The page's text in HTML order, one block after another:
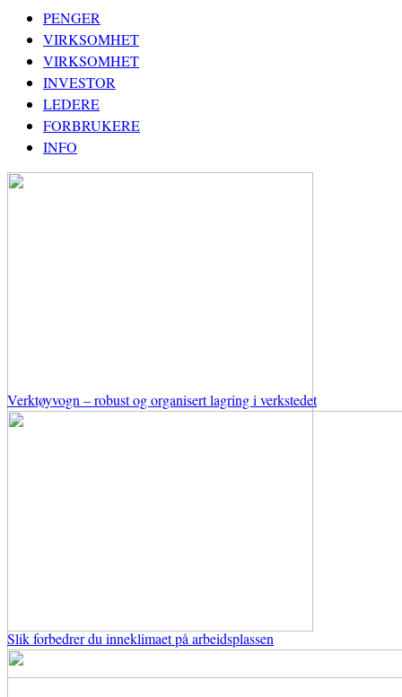
PENGER
VIRKSOMHET
VIRKSOMHET
INVESTOR
LEDERE
FORBRUKERE
INFO
Verktøyvogn – robust og organisert lagring i verkstedet
Slik forbedrer du inneklimaet på arbeidsplassen